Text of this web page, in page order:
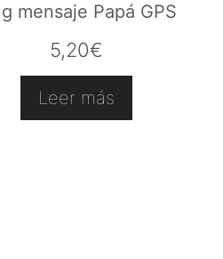
mensaje Papá GPS
5,20€
Leer más